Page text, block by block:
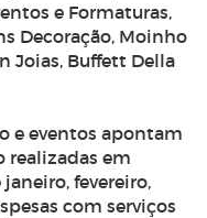
e Formaturas,
Decoração, Moinho
Joias, Buffett Della
e eventos apontam
realizadas em
fevereiro,
com serviços